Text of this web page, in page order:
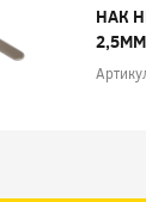
НАК